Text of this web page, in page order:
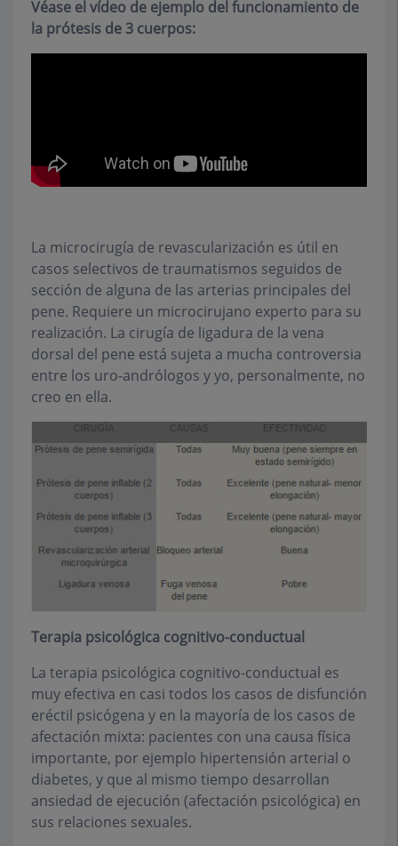
Véase el vídeo de ejemplo del funcionamiento de
la prótesis de 3 cuerpos:
La microcirugía de revascularización es útil en
casos selectivos de traumatismos seguidos de
sección de alguna de las arterias principales del
pene. Requiere un microcirujano experto para su
realización. La cirugía de ligadura de la vena
dorsal del pene está sujeta a mucha controversia
entre los uro-andrólogos y yo, personalmente, no
creo en ella.
Terapia psicológica cognitivo-conductual
La terapia psicológica cognitivo-conductual es
muy efectiva en casi todos los casos de disfunción
eréctil psicógena y en la mayoría de los casos de
afectación mixta: pacientes con una causa física
importante, por ejemplo hipertensión arterial o
diabetes, y que al mismo tiempo desarrollan
ansiedad de ejecución (afectación psicológica) en
sus relaciones sexuales.